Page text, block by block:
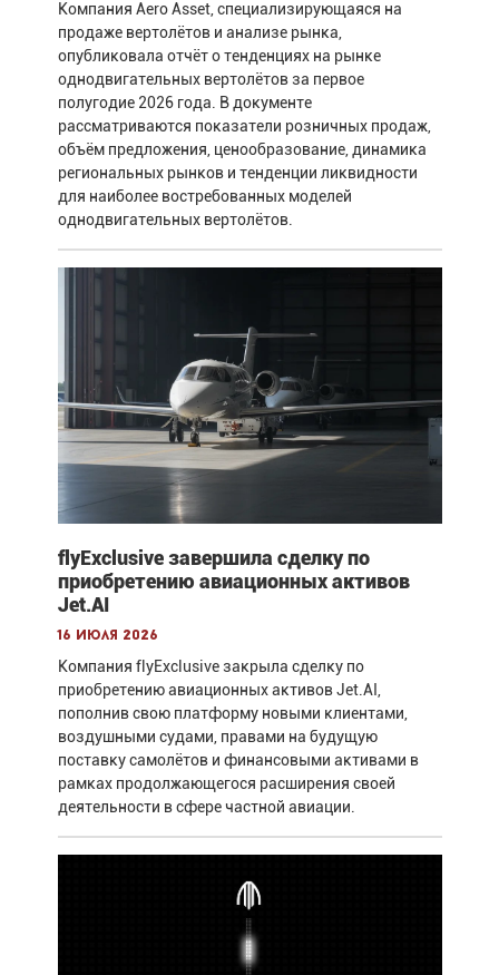
Компания Aero Asset, специализирующаяся на
продаже вертолётов и анализе рынка,
опубликовала отчёт о тенденциях на рынке
однодвигательных вертолётов за первое
полугодие 2026 года. В документе
рассматриваются показатели розничных продаж,
объём предложения, ценообразование, динамика
региональных рынков и тенденции ликвидности
для наиболее востребованных моделей
однодвигательных вертолётов.
flyExclusive завершила сделку по
приобретению авиационных активов
Jet.AI
16 июля 2026
Компания flyExclusive закрыла сделку по
приобретению авиационных активов Jet.AI,
пополнив свою платформу новыми клиентами,
воздушными судами, правами на будущую
поставку самолётов и финансовыми активами в
рамках продолжающегося расширения своей
деятельности в сфере частной авиации.